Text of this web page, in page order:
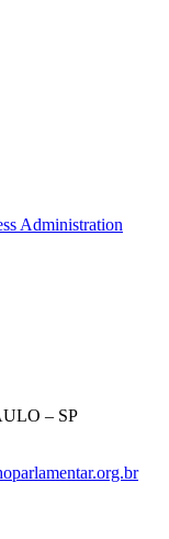
Administration
– SP